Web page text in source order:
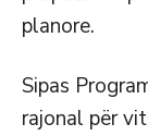
planore.
Sipas
rajonal për